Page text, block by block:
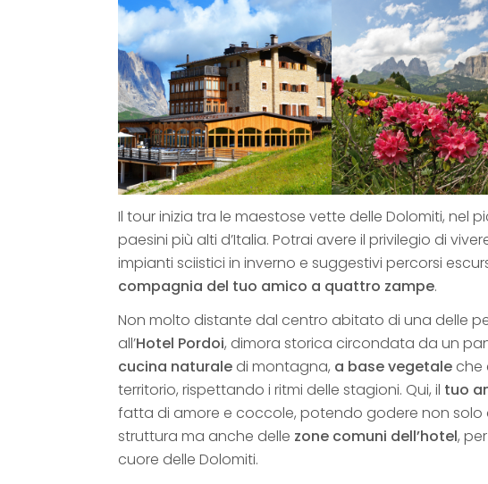
Il tour inizia tra le maestose vette delle Dolomiti, nel
paesini più alti d’Italia. Potrai avere il privilegio di
impianti sciistici in inverno e suggestivi percorsi
compagnia del tuo amico a quattro zampe.
Non molto distante dal centro abitato di una delle
all’Hotel Pordoi, dimora storica circondata da un
cucina naturale di montagna, a base vegetale che
territorio, rispettando i ritmi delle stagioni. Qui, il tuo
fatta di amore e coccole, potendo godere non solo
struttura ma anche delle zone comuni dell’hotel,
cuore delle Dolomiti.